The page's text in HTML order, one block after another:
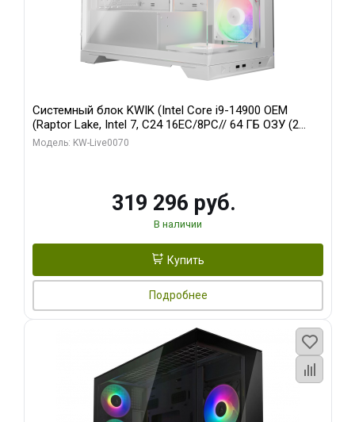
Системный блок KWIK (Intel Core i9-14900 OEM
(Raptor Lake, Intel 7, C24 16EC/8PC// 64 ГБ ОЗУ (2
модуля)/ Gigabyte RTX5080 XTREME WATERFORCE
Модель: KW-Live0070
319 296 руб.
В наличии
Купить
Подробнее